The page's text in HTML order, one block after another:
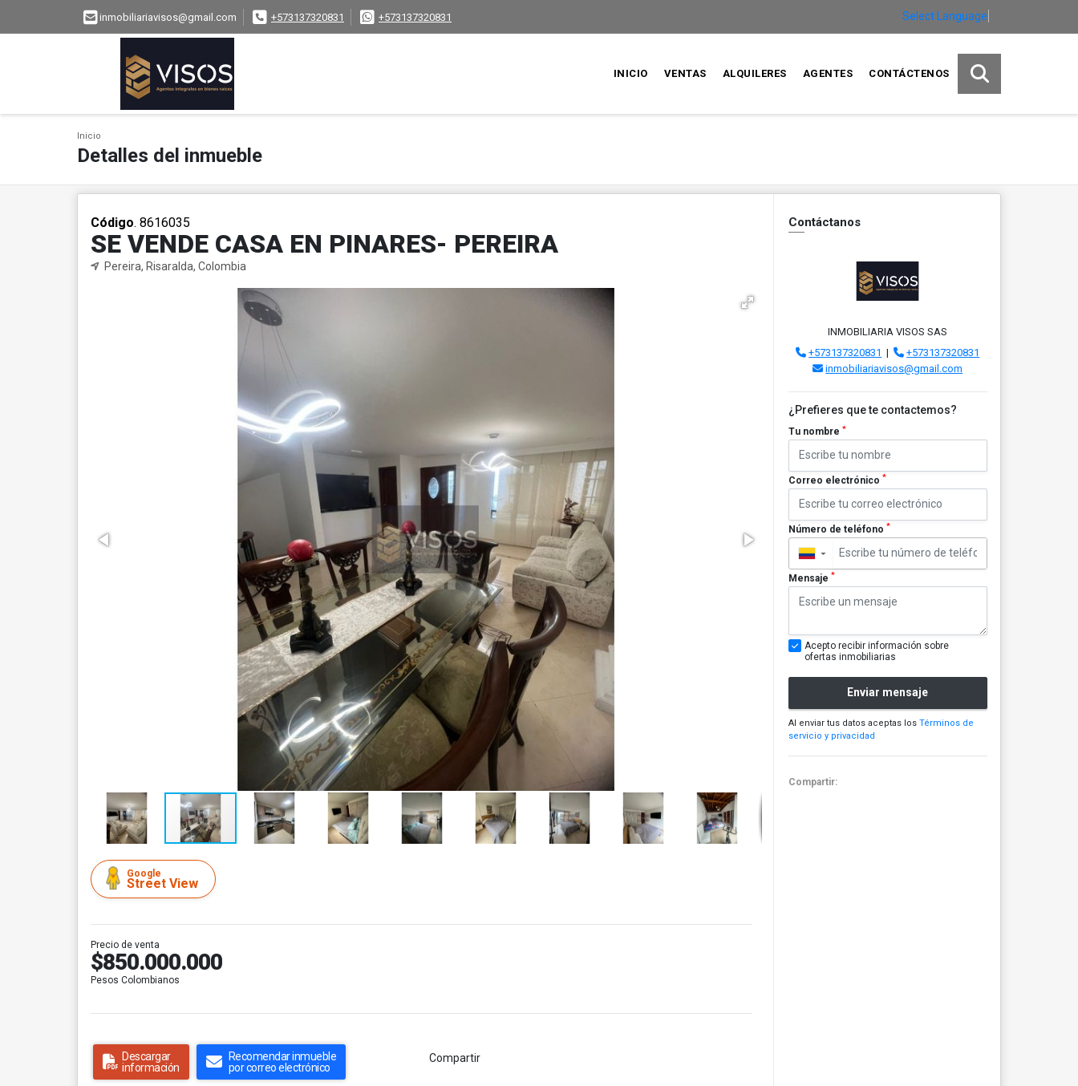
inmobiliariavisos@gmail.com +573137320831 +573137320831 Select Language
INICIO VENTAS ALQUILERES AGENTES CONTÁCTENOS
Inicio
Detalles del inmueble
Código. 8616035
SE VENDE CASA EN PINARES- PEREIRA
Pereira, Risaralda, Colombia
Google
Street View
Precio de venta
$850.000.000
Pesos Colombianos
Descargar
información
Recomendar inmueble
por correo electrónico
Compartir
Contáctanos
INMOBILIARIA VISOS SAS
+573137320831 |
+573137320831
inmobiliariavisos@gmail.com
¿Prefieres que te contactemos?
Tu nombre *
Correo electrónico *
Número de teléfono *
▼
Mensaje *
Acepto recibir información sobre
ofertas inmobiliarias
Enviar mensaje
Al enviar tus datos aceptas los Términos de
servicio y privacidad
Compartir: